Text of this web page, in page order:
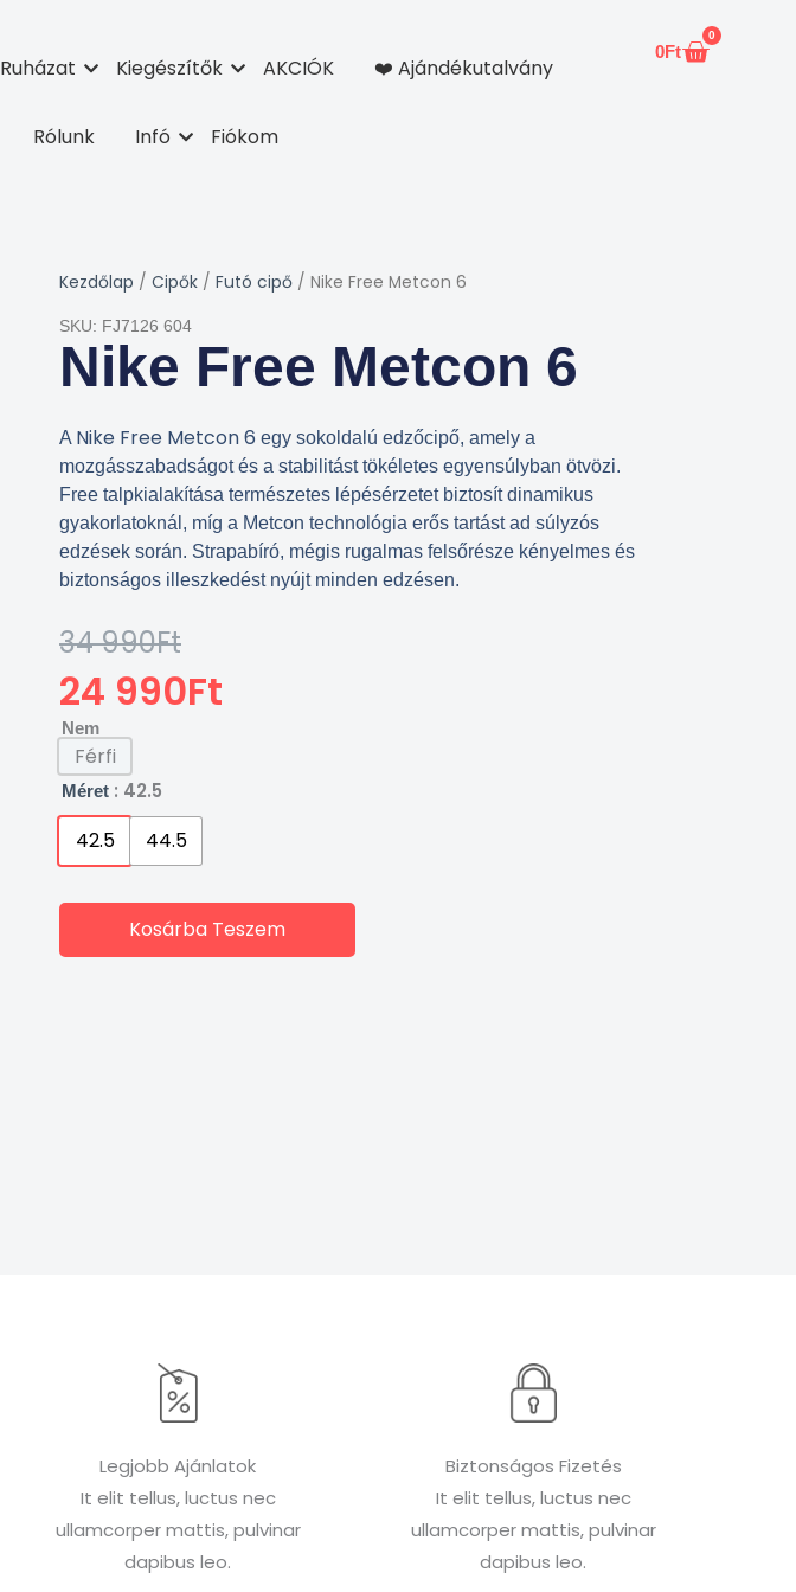
Ruházat Kiegészítők AKCIÓK ❤️ Ajándékutalvány
Rólunk Infó Fiókom
0Ft
0
Kosár
Kezdőlap / Cipők / Futó cipő / Nike Free Metcon 6
SKU: FJ7126 604
Nike Free Metcon 6
A Nike Free Metcon 6 egy sokoldalú edzőcipő, amely a
mozgásszabadságot és a stabilitást tökéletes egyensúlyban ötvözi.
Free talpkialakítása természetes lépésérzetet biztosít dinamikus
gyakorlatoknál, míg a Metcon technológia erős tartást ad súlyzós
edzések során. Strapabíró, mégis rugalmas felsőrésze kényelmes és
biztonságos illeszkedést nyújt minden edzésen.
34 990Ft
Original
Price
Was:
34
990Ft.
24 990Ft
Current
Price
Is:
24
990Ft.
Nem
Férfi
Méret : 42.5
42.5 44.5
Kosárba Teszem
Legjobb Ajánlatok
It elit tellus, luctus nec
ullamcorper mattis, pulvinar
dapibus leo.
Biztonságos Fizetés
It elit tellus, luctus nec
ullamcorper mattis, pulvinar
dapibus leo.